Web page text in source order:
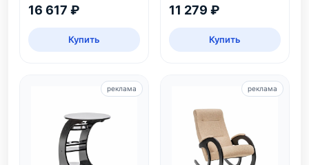
персон
16 617 ₽
Купить
11 279 ₽
Купить
реклама реклама